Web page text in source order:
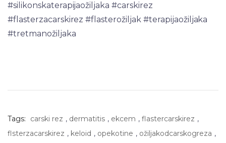
#silikonskaterapijaožiljaka #carskirez
#flasterzacarskirez #flasterožiljak #terapijaožiljaka
#tretmanožiljaka
Tags: carski rez , dermatitis , ekcem , flastercarskirez ,
flsterzacarskirez , keloid , opekotine , ožiljakodcarskogreza ,